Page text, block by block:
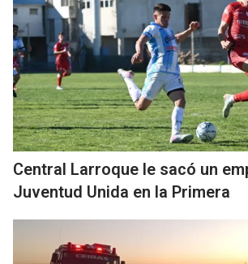
Central Larroque le sacó un
Juventud Unida en la Primera